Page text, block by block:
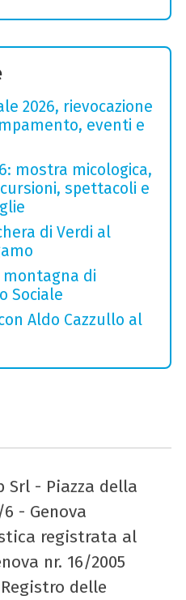
2026, rievocazione
eventi e
mostra micologica,
spettacoli e
di Verdi al
montagna di
Sociale
Aldo Cazzullo al
Srl - Piazza della
- Genova
registrata al
nr. 16/2005
delle